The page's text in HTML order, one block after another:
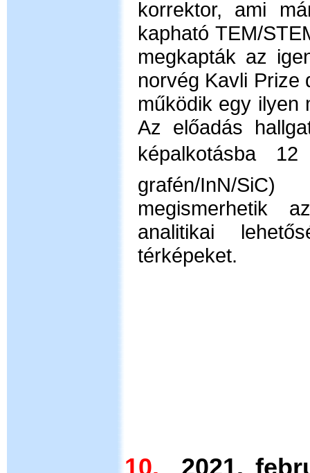
korrektor, ami
kapható TEM/
megkapták az
norvég Kavli Prize
működik egy ilyen
Az előadás
képalkotásba 12
grafén/InN/
megismerhetik
analitikai
térképeket.